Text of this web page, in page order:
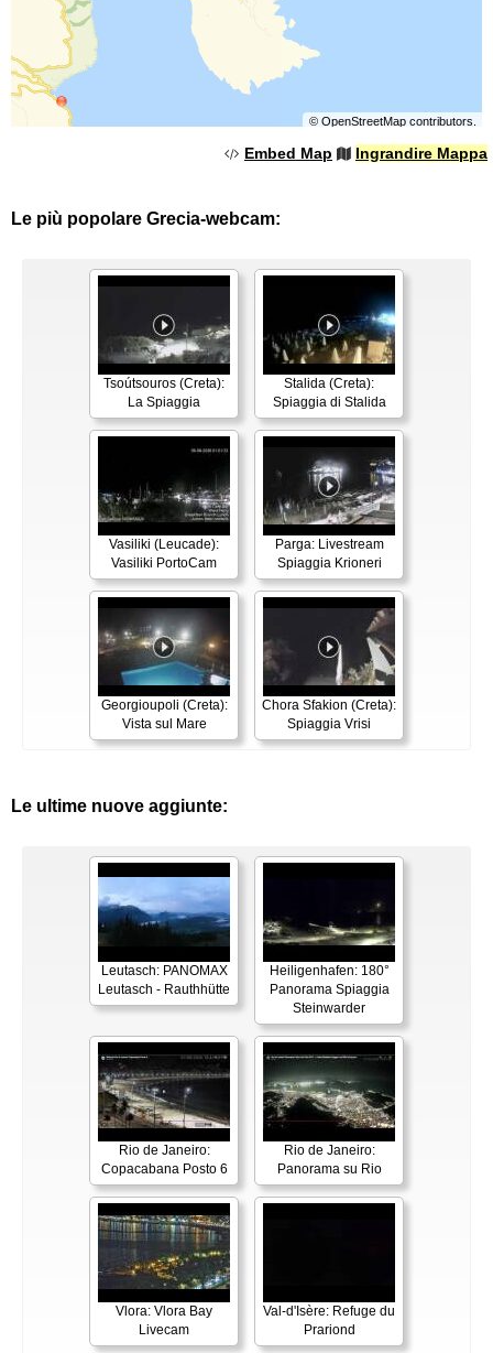
© OpenStreetMapcontributors.
Embed Map Ingrandire Mappa
Le più popolare Grecia-webcam:
Tsoútsouros (Creta):
La Spiaggia
Stalida (Creta):
Spiaggia di Stalida
Vasiliki (Leucade):
Vasiliki PortoCam
Parga: Livestream
Spiaggia Krioneri
Georgioupoli (Creta):
Vista sul Mare
Chora Sfakion (Creta):
Spiaggia Vrisi
Le ultime nuove aggiunte:
Leutasch: PANOMAX
Leutasch - Rauthhütte
Heiligenhafen: 180°
Panorama Spiaggia
Steinwarder
Rio de Janeiro:
Copacabana Posto 6
Rio de Janeiro:
Panorama su Rio
Vlora: Vlora Bay
Livecam
Val-d'Isère: Refuge du
Prariond